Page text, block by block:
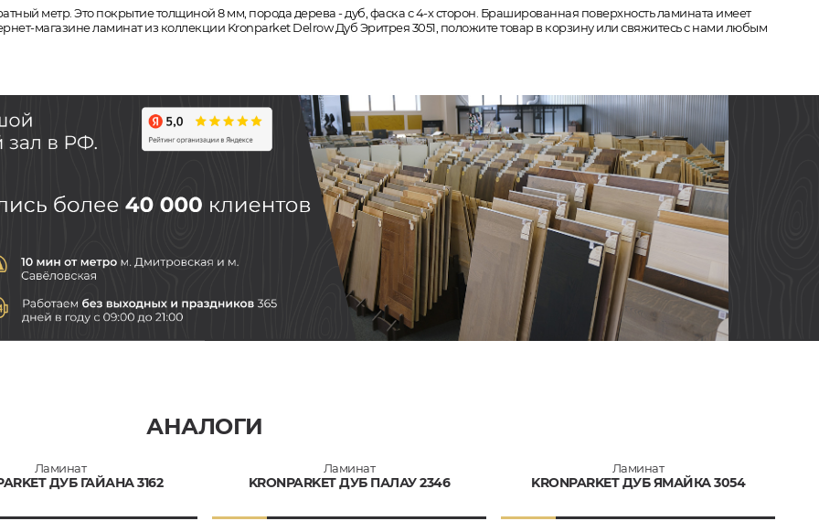
метр. Это покрытие толщиной 8 мм, порода дерева - дуб, фаска с 4-х сторон. Брашированная поверхность ламината имеет
магазине ламинат из коллекции Kronparket Delrow Дуб Эритрея 3051, положите товар в корзину или свяжитесь с нами любым
АНАЛОГИ
Ламинат
ДУБ ГАЙАНА 3162
Ламинат
KRONPARKET ДУБ ПАЛАУ 2346
Ламинат
KRONPARKET ДУБ ЯМАЙКА 3054